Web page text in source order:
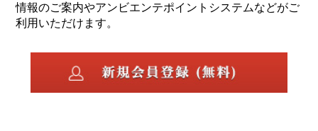
情報のご案内やアンビエンテポイントシステムなどがご
利用いただけます。